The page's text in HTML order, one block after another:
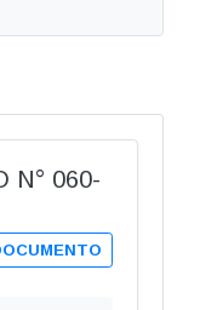
N° 060-